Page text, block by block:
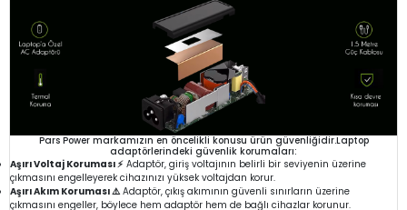
Pars Power markamızın en öncelikli konusu ürün güvenliğidir.Laptop
adaptörlerindeki güvenlik korumaları:
Aşırı Voltaj Koruması ⚡ Adaptör, giriş voltajının belirli bir seviyenin üzerine
çıkmasını engelleyerek cihazınızı yüksek voltajdan korur.
Aşırı Akım Koruması ⚠️Adaptör, çıkış akımının güvenli sınırların üzerine
çıkmasını engeller, böylece hem adaptör hem de bağlı cihazlar korunur.